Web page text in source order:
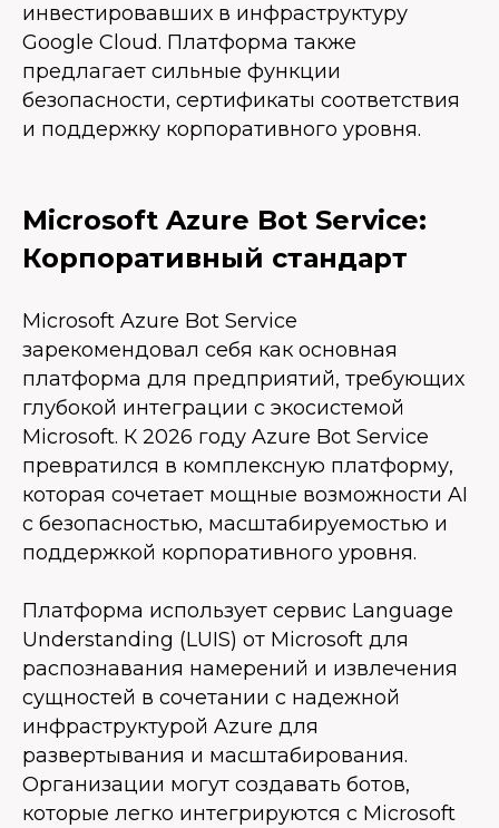
инвестировавших в инфраструктуру
Google Cloud. Платформа также
предлагает сильные функции
безопасности, сертификаты соответствия
и поддержку корпоративного уровня.
Microsoft Azure Bot Service:
Корпоративный стандарт
Microsoft Azure Bot Service
зарекомендовал себя как основная
платформа для предприятий, требующих
глубокой интеграции с экосистемой
Microsoft. К 2026 году Azure Bot Service
превратился в комплексную платформу,
которая сочетает мощные возможности AI
с безопасностью, масштабируемостью и
поддержкой корпоративного уровня.
Платформа использует сервис Language
Understanding (LUIS) от Microsoft для
распознавания намерений и извлечения
сущностей в сочетании с надежной
инфраструктурой Azure для
развертывания и масштабирования.
Организации могут создавать ботов,
которые легко интегрируются с Microsoft